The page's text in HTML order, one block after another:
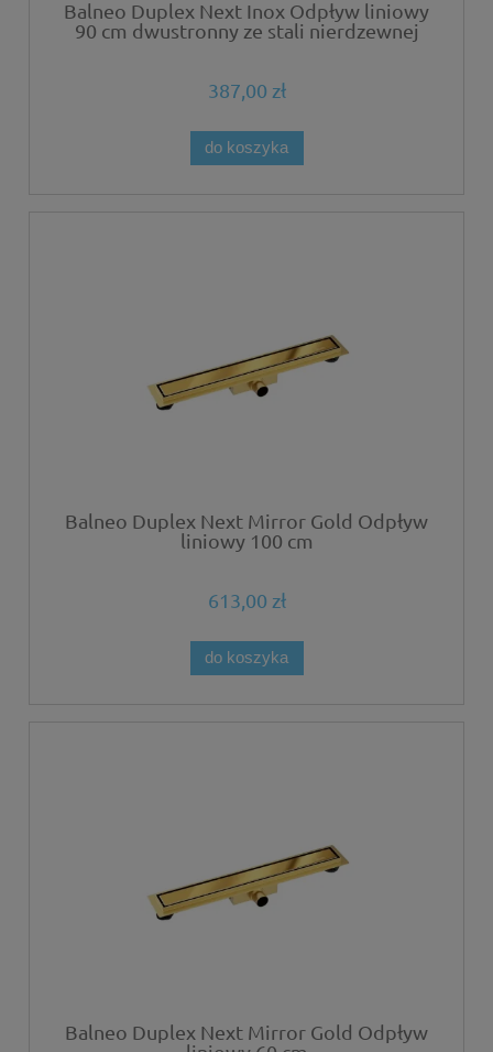
Balneo Duplex Next Inox Odpływ liniowy
90 cm dwustronny ze stali nierdzewnej
387,00 zł
do koszyka
Balneo Duplex Next Mirror Gold Odpływ
liniowy 100 cm
613,00 zł
do koszyka
Balneo Duplex Next Mirror Gold Odpływ